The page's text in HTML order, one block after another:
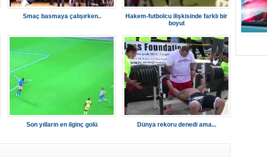
Smaç basmaya çalışırken..
Hakem-futbolcu ilişkisinde farklı bir
boyut
Son yılların en ilginç golü Dünya rekoru denedi ama...